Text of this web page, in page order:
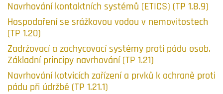
Navrhování kontaktních systémů (ETICS) (TP 1.8.9)
Hospodaření se srážkovou vodou v nemovitostech
(TP 1.20)
Zadržovací a zachycovací systémy proti pádu osob.
Základní principy navrhování (TP 1.21)
Navrhování kotvicích zařízení a prvků k ochraně proti
pádu při údržbě (TP 1.21.1)